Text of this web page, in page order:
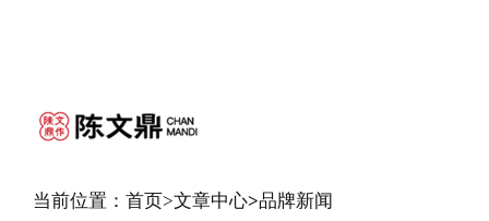
当前位置： 首页>文章中心>品牌新闻